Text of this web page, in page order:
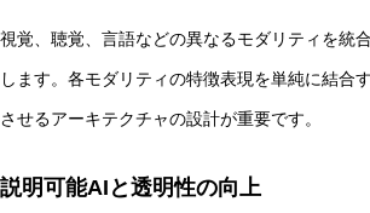
視覚、聴覚、言語などの異なるモダリティを統
します。各モダリティの特徴表現を単純に結合
させるアーキテクチャの設計が重要です。
説明可能AIと透明性の向上